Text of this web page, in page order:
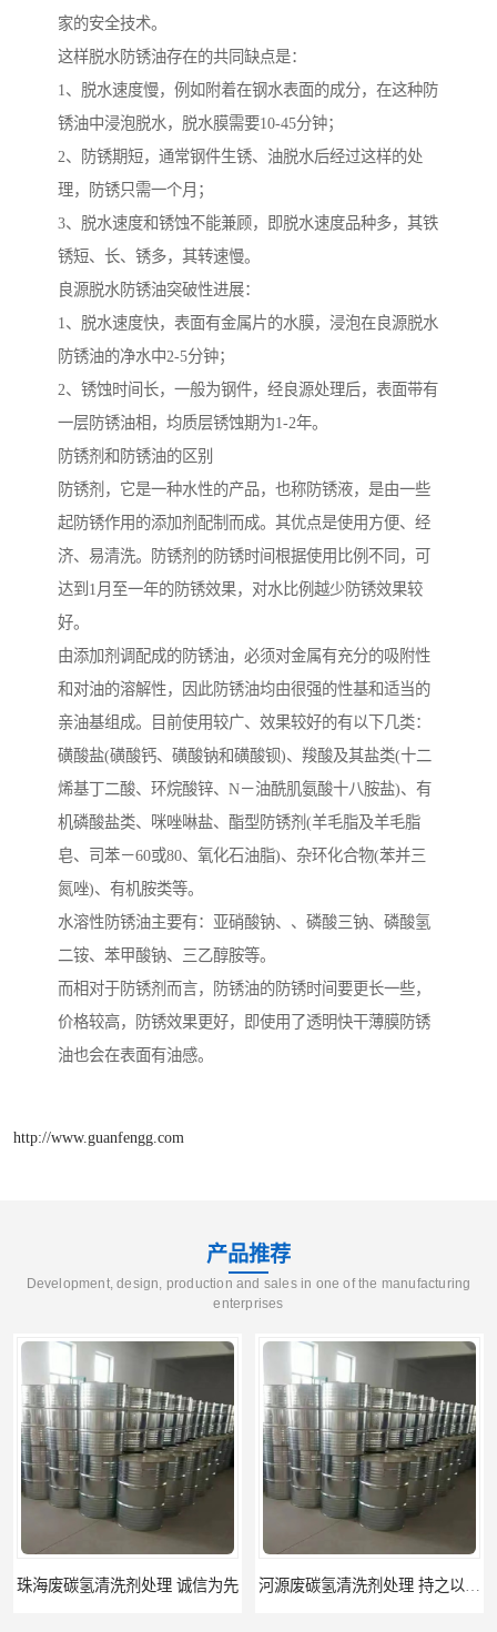
家的安全技术。
这样脱水防锈油存在的共同缺点是：
1、脱水速度慢，例如附着在钢水表面的成分，在这种防
锈油中浸泡脱水，脱水膜需要10-45分钟；
2、防锈期短，通常钢件生锈、油脱水后经过这样的处
理，防锈只需一个月；
3、脱水速度和锈蚀不能兼顾，即脱水速度品种多，其铁
锈短、长、锈多，其转速慢。
良源脱水防锈油突破性进展：
1、脱水速度快，表面有金属片的水膜，浸泡在良源脱水
防锈油的净水中2-5分钟；
2、锈蚀时间长，一般为钢件，经良源处理后，表面带有
一层防锈油相，均质层锈蚀期为1-2年。
防锈剂和防锈油的区别
防锈剂，它是一种水性的产品，也称防锈液，是由一些
起防锈作用的添加剂配制而成。其优点是使用方便、经
济、易清洗。防锈剂的防锈时间根据使用比例不同，可
达到1月至一年的防锈效果，对水比例越少防锈效果较
好。
由添加剂调配成的防锈油，必须对金属有充分的吸附性
和对油的溶解性，因此防锈油均由很强的性基和适当的
亲油基组成。目前使用较广、效果较好的有以下几类：
磺酸盐(磺酸钙、磺酸钠和磺酸钡)、羧酸及其盐类(十二
烯基丁二酸、环烷酸锌、N－油酰肌氨酸十八胺盐)、有
机磷酸盐类、咪唑啉盐、酯型防锈剂(羊毛脂及羊毛脂
皂、司苯－60或80、氧化石油脂)、杂环化合物(苯并三
氮唑)、有机胺类等。
水溶性防锈油主要有：亚硝酸钠、、磷酸三钠、磷酸氢
二铵、苯甲酸钠、三乙醇胺等。
而相对于防锈剂而言，防锈油的防锈时间要更长一些，
价格较高，防锈效果更好，即使用了透明快干薄膜防锈
油也会在表面有油感。
http://www.guanfengg.com
产品推荐
Development, design, production and sales in one of the manufacturing
enterprises
河源废碳氢清洗剂处理 持之以恒为客户服务